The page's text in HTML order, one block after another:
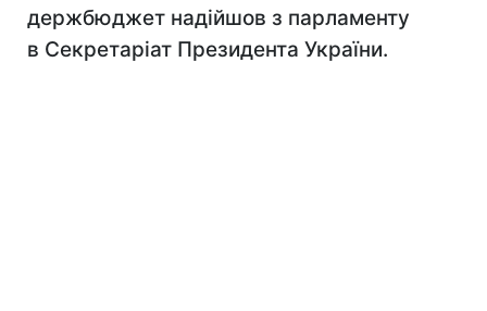
держбюджет надійшов з парламенту
в Секретаріат Президента України.